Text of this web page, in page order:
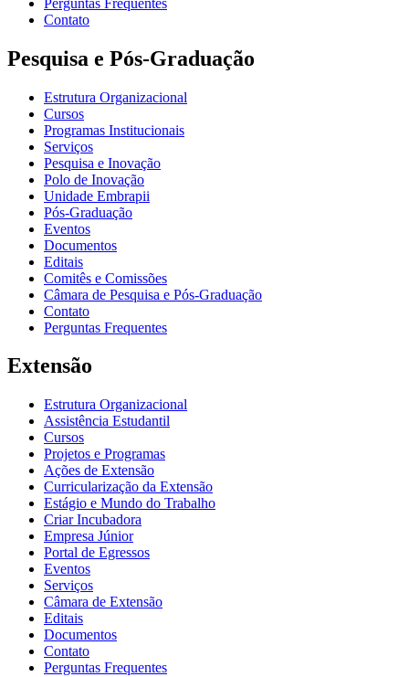
Contato
Pesquisa e Pós-Graduação
Estrutura Organizacional
Cursos
Programas Institucionais
Serviços
Pesquisa e Inovação
Polo de Inovação
Unidade Embrapii
Pós-Graduação
Eventos
Documentos
Editais
Comitês e Comissões
Câmara de Pesquisa e Pós-Graduação
Contato
Perguntas Frequentes
Extensão
Estrutura Organizacional
Assistência Estudantil
Cursos
Projetos e Programas
Ações de Extensão
Curricularização da Extensão
Estágio e Mundo do Trabalho
Criar Incubadora
Empresa Júnior
Portal de Egressos
Eventos
Serviços
Câmara de Extensão
Editais
Documentos
Contato
Perguntas Frequentes